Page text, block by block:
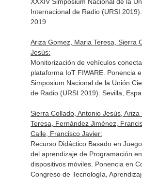
Internacional de Radio (URSI
2019
Ariza Gomez, Maria Teresa, Sierra
Jesús:
Monitorización de vehículos
plataforma IoT FIWARE. Ponencia
Simposium Nacional de la Unión
de Radio (URSI 2019). Sevilla,
Sierra Collado, Antonio Jesús,
Teresa, Fernández Jiménez,
Calle, Francisco Javier:
Recurso Didáctico Basado en
del aprendizaje de Programación
dispositivos móviles. Ponencia en
Congreso de Tecnología,